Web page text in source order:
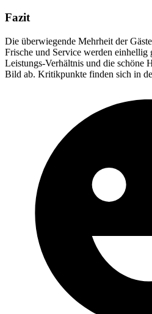
Fazit
Die überwiegende Mehrheit der
Frische und Service werden einhellig
Leistungs-Verhältnis und die schöne
Bild ab. Kritikpunkte finden sich in